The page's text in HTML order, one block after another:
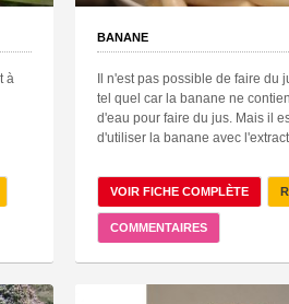
à
BANANE
Il n'est pas possible de faire du
tel quel car la banane ne
d'eau pour faire du jus. Mais il
d'utiliser la banane avec
VOIR FICHE COMPLÈTE
COMMENTAIRES